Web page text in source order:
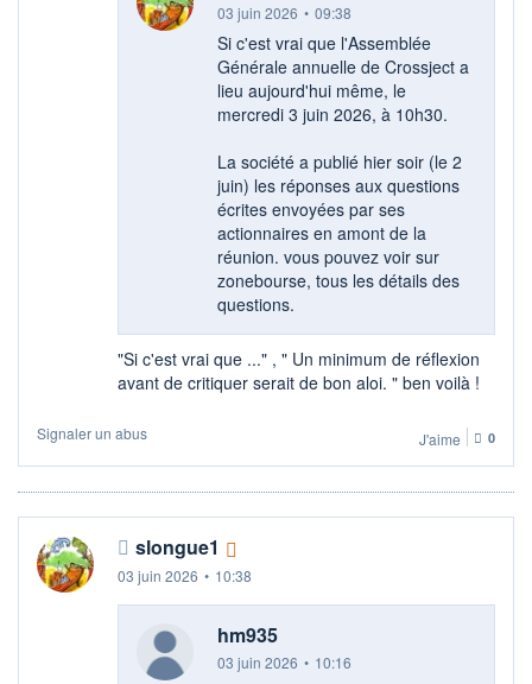
03 juin 2026 • 09:38
Si c'est vrai que l'Assemblée
Générale annuelle de Crossject a
lieu aujourd'hui même, le
mercredi 3 juin 2026, à 10h30.
La société a publié hier soir (le 2
juin) les réponses aux questions
écrites envoyées par ses
actionnaires en amont de la
réunion. vous pouvez voir sur
zonebourse, tous les détails des
questions.
"Si c'est vrai que ..." , " Un minimum de réflexion
avant de critiquer serait de bon aloi. " ben voilà !
Signaler un abus J'aime 0
slongue1
03 juin 2026 • 10:38
hm935
03 juin 2026 • 10:16